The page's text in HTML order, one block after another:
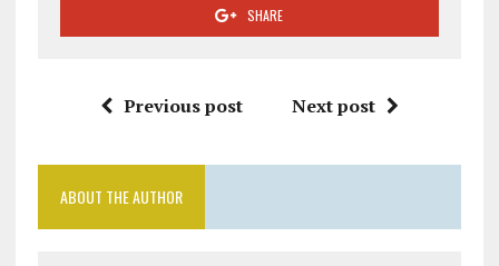
SHARE
Previous post Next post
ABOUT THE AUTHOR